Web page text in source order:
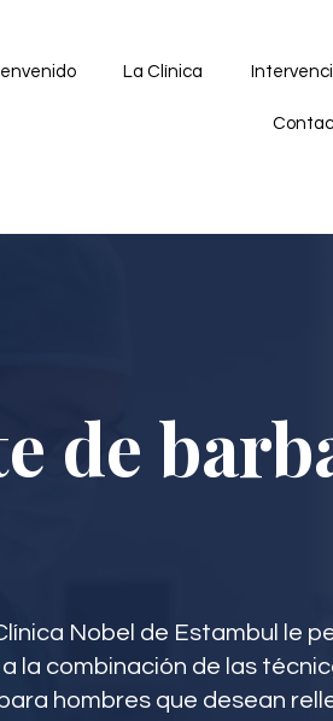
La Clínica
de
Nobel de Estambul le
la combinación de las
hombres que desean